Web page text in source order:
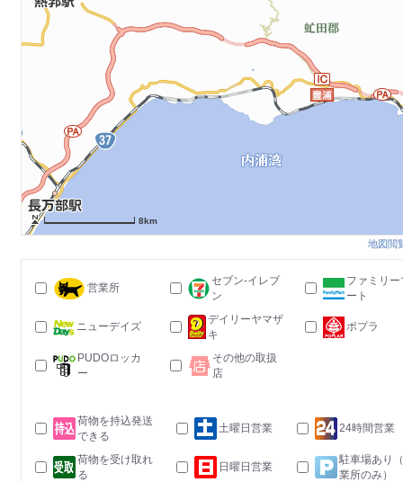
8km
地図閲
営業所
セブン-イレブ
ン
ファミリー
ート
ニューデイズ
デイリーヤマザ
キ
ポプラ
PUDOロッカ
ー
その他の取扱
店
荷物を持込発送
できる
土曜日営業 24時間営業
荷物を受け取れ
る
日曜日営業
駐車場あり
業所のみ）